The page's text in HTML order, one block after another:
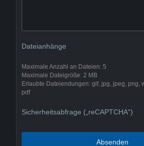
Dateianhänge
Maximale Anzahl an Dateien: 5
Maximale Dateigröße: 2 MB
Erlaubte Dateiendungen: gif, jpg, jpeg, png,
pdf
Sicherheitsabfrage („reCAPTCHA“)